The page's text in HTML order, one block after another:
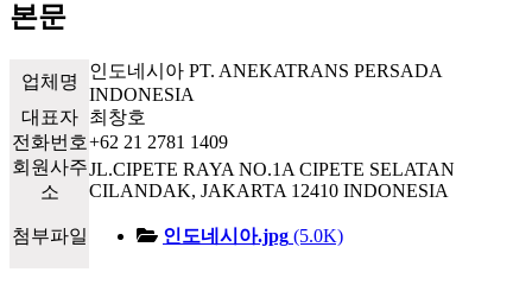
본문
업체명
인도네시아 PT. ANEKATRANS PERSADA
INDONESIA
대표자
최창호
전화번호+62 21 2781 1409
회원사주
소
JL.CIPETE RAYA NO.1A CIPETE SELATAN
CILANDAK, JAKARTA 12410 INDONESIA
첨부파일 인도네시아.jpg (5.0K)